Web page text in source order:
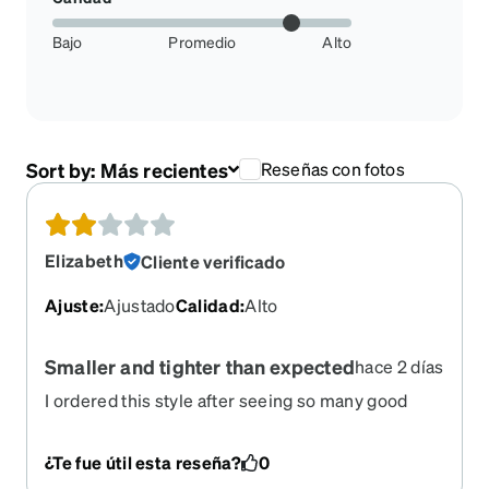
Bajo Promedio Alto
Sort by: Más recientes Reseñas con fotos
Elizabeth
Cliente verificado
Ajuste:AjustadoCalidad:Alto
Smaller and tighter than expectedhace 2 días
I ordered this style after seeing so many good
and looking at photos from multiple people. By
¿Te fue útil esta reseña? 0